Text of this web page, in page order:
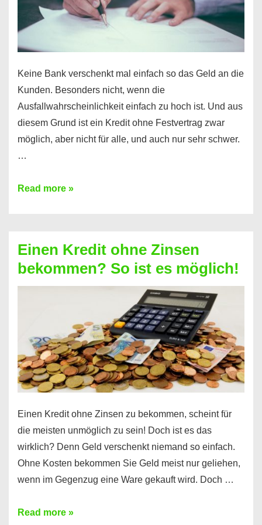
möglich!
Keine Bank verschenkt mal einfach so das Geld an die
Kunden. Besonders nicht, wenn die
Ausfallwahrscheinlichkeit einfach zu hoch ist. Und aus
diesem Grund ist ein Kredit ohne Festvertrag zwar
möglich, aber nicht für alle, und auch nur sehr schwer.
…
Ist
Festvertrag
für
jeden
erfahren
Sie
es
Read more »
Einen Kredit ohne Zinsen
bekommen? So ist es möglich!
Einen Kredit ohne Zinsen zu bekommen, scheint für
die meisten unmöglich zu sein! Doch ist es das
wirklich? Denn Geld verschenkt niemand so einfach.
Ohne Kosten bekommen Sie Geld meist nur geliehen,
wenn im Gegenzug eine Ware gekauft wird. Doch …
Einen
Read more »